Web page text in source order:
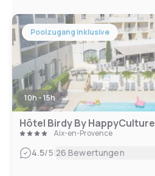
Poolzugang inklusive
10h - 15h
Hôtel Birdy By HappyCulture
Aix-en-Provence
4.5/5|26 Bewertungen